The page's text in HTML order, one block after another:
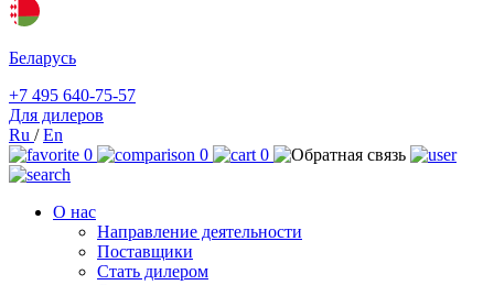
Беларусь
+7 495 640-75-57
Для дилеров
Ru /En
0
0 0
О нас
Направление деятельности
Поставщики
Стать дилером